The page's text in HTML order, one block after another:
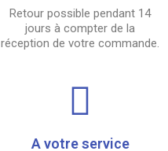
Retour possible pendant 14
jours à compter de la
réception de votre commande.
A votre service